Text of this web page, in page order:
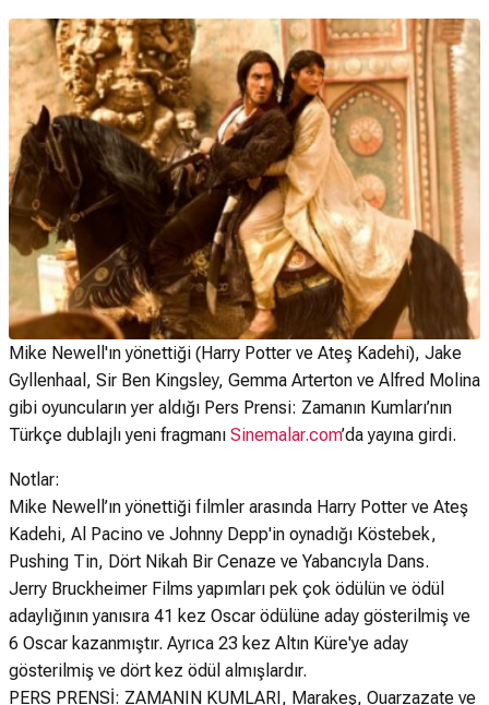
Mike Newell'ın yönettiği (Harry Potter ve Ateş Kadehi), Jake
Gyllenhaal, Sir Ben Kingsley, Gemma Arterton ve Alfred Molina
gibi oyuncuların yer aldığı Pers Prensi: Zamanın Kumları’nın
Türkçe dublajlı yeni fragmanı Sinemalar.com’da yayına girdi.
Notlar:
Mike Newell’ın yönettiği filmler arasında Harry Potter ve Ateş
Kadehi, Al Pacino ve Johnny Depp'in oynadığı Köstebek,
Pushing Tin, Dört Nikah Bir Cenaze ve Yabancıyla Dans.
Jerry Bruckheimer Films yapımları pek çok ödülün ve ödül
adaylığının yanısıra 41 kez Oscar ödülüne aday gösterilmiş ve
6 Oscar kazanmıştır. Ayrıca 23 kez Altın Küre'ye aday
gösterilmiş ve dört kez ödül almışlardır.
PERS PRENSİ: ZAMANIN KUMLARI, Marakeş, Ouarzazate ve